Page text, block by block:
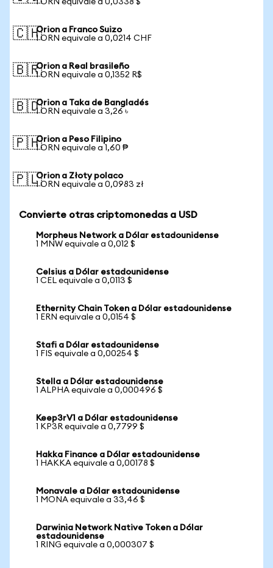
1 ORN equivale a 0,0338 $
🇨🇭Orion a Franco Suizo
1 ORN equivale a 0,0214 CHF
🇧🇷Orion a Real brasileño
1 ORN equivale a 0,1352 R$
🇧🇩Orion a Taka de Bangladés
1 ORN equivale a 3,26 ৳
🇵🇭Orion a Peso Filipino
1 ORN equivale a 1,60 ₱
🇵🇱Orion a Złoty polaco
1 ORN equivale a 0,0983 zł
Convierte otras criptomonedas a USD
Morpheus Network a Dólar estadounidense
1 MNW equivale a 0,012 $
Celsius a Dólar estadounidense
1 CEL equivale a 0,0113 $
Ethernity Chain Token a Dólar estadounidense
1 ERN equivale a 0,0154 $
Stafi a Dólar estadounidense
1 FIS equivale a 0,00254 $
Stella a Dólar estadounidense
1 ALPHA equivale a 0,000496 $
Keep3rV1 a Dólar estadounidense
1 KP3R equivale a 0,7799 $
Hakka Finance a Dólar estadounidense
1 HAKKA equivale a 0,00178 $
Monavale a Dólar estadounidense
1 MONA equivale a 33,46 $
Darwinia Network Native Token a Dólar
estadounidense
1 RING equivale a 0,000307 $